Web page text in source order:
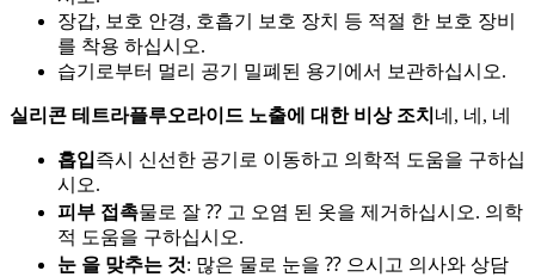
장갑, 보호 안경, 호흡기 보호 장치 등 적절 한 보호 장비
를 착용 하십시오.
습기로부터 멀리 공기 밀폐된 용기에서 보관하십시오.
실리콘 테트라플루오라이드 노출에 대한 비상 조치 네, 네, 네
흡입즉시 신선한 공기로 이동하고 의학적 도움을 구하십
시오.
피부 접촉물로 잘 ⁇ 고 오염 된 옷을 제거하십시오. 의학
적 도움을 구하십시오.
눈 을 맞추는 것: 많은 물로 눈을 ⁇ 으시고 의사와 상담